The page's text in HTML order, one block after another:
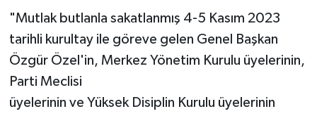
"Mutlak butlanla sakatlanmış 4-5 Kasım 2023
tarihli kurultay ile göreve gelen Genel Başkan
Özgür Özel'in, Merkez Yönetim Kurulu üyelerinin,
Parti Meclisi
üyelerinin ve Yüksek Disiplin Kurulu üyelerinin